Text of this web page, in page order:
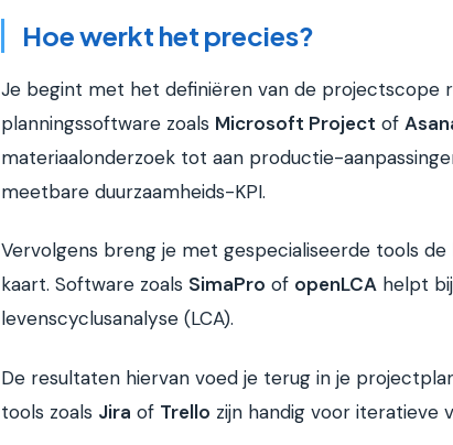
Hoe werkt het precies?
Je begint met het definiëren van de
planningssoftware zoals Microsoft Project of
materiaalonderzoek tot aan productie-
meetbare duurzaamheids-KPI.
Vervolgens breng je met gespecialiseerde tools
kaart. Software zoals SimaPro of openLCA helpt
levenscyclusanalyse (LCA).
De resultaten hiervan voed je terug in je
tools zoals Jira of Trello zijn handig voor iteratieve